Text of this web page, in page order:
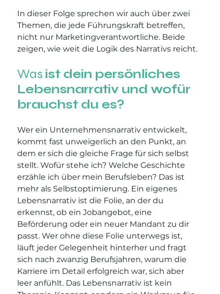
In dieser Folge sprechen wir auch über zwei
Themen, die jede Führungskraft betreffen,
nicht nur Marketingverantwortliche. Beide
zeigen, wie weit die Logik des Narrativs reicht.
Was ist dein persönliches
Lebensnarrativ und wofür
brauchst du es?
Wer ein Unternehmensnarrativ entwickelt,
kommt fast unweigerlich an den Punkt, an
dem er sich die gleiche Frage für sich selbst
stellt. Wofür stehe ich? Welche Geschichte
erzähle ich über mein Berufsleben? Das ist
mehr als Selbstoptimierung. Ein eigenes
Lebensnarrativ ist die Folie, an der du
erkennst, ob ein Jobangebot, eine
Beförderung oder ein neuer Mandant zu dir
passt. Wer ohne diese Folie unterwegs ist,
läuft jeder Gelegenheit hinterher und fragt
sich nach zwanzig Berufsjahren, warum die
Karriere im Detail erfolgreich war, sich aber
leer anfühlt. Das Lebensnarrativ ist kein